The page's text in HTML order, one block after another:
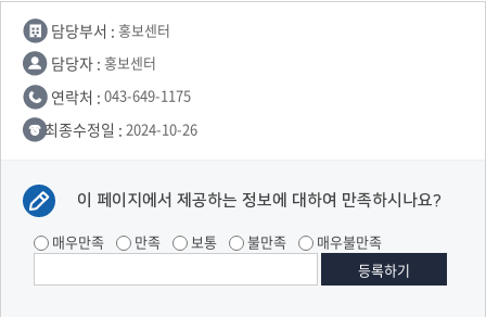
담당부서 : 홍보센터
담당자 : 홍보센터
연락처 : 043-649-1175
최종수정일 : 2024-10-26
이 페이지에서 제공하는 정보에 대하여 만족하시나요?
매우만족 만족 보통 불만족 매우불만족